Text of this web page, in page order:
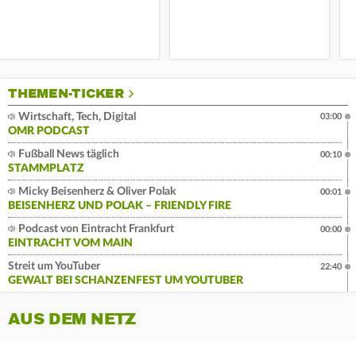
THEMEN-TICKER
Wirtschaft, Tech, Digital
OMR PODCAST
03:00
Fußball News täglich
STAMMPLATZ
00:10
Micky Beisenherz & Oliver Polak
BEISENHERZ UND POLAK – FRIENDLY FIRE
00:01
Podcast von Eintracht Frankfurt
EINTRACHT VOM MAIN
00:00
Streit um YouTuber
GEWALT BEI SCHANZENFEST UM YOUTUBER
22:40
AUS DEM NETZ